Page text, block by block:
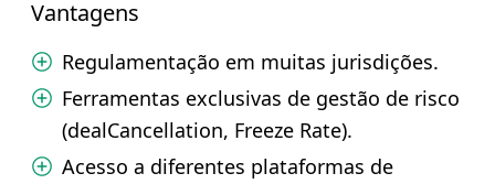
Vantagens
Regulamentação em muitas jurisdições.
Ferramentas exclusivas de gestão de risco
(dealCancellation, Freeze Rate).
Acesso a diferentes plataformas de